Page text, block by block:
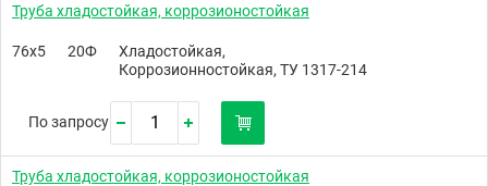
Труба хладостойкая, коррозионостойкая
76х5 20Ф
Хладостойкая,
Коррозионностойкая, ТУ 1317-214
По запросу
Труба хладостойкая, коррозионостойкая